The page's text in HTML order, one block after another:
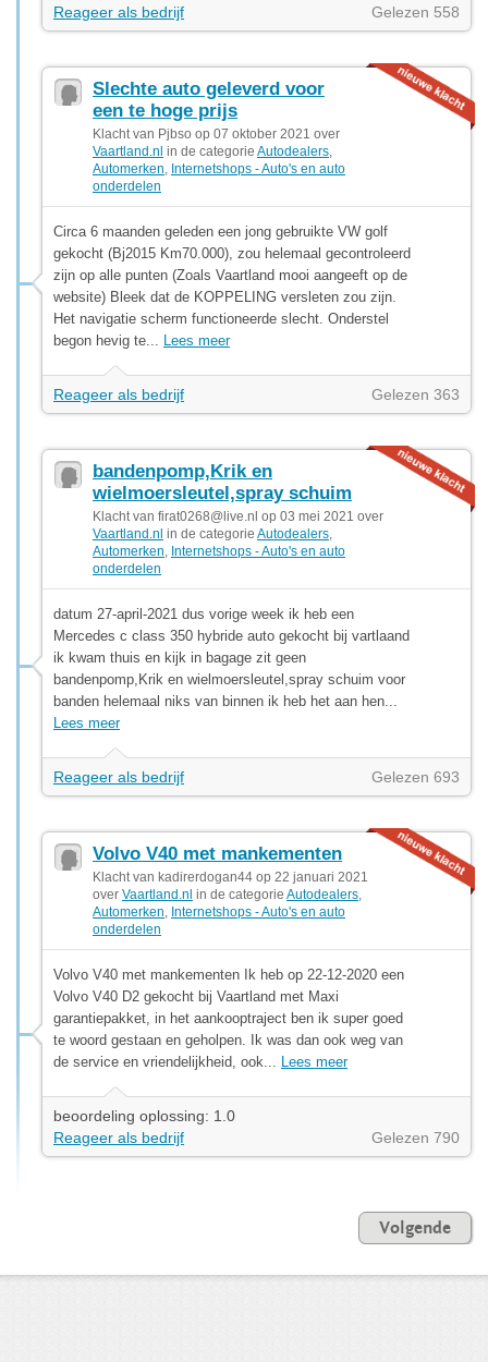
Reageer als bedrijf
Gelezen 558
Slechte auto geleverd voor
een te hoge prijs
Klacht van Pjbso op 07 oktober 2021 over
Vaartland.nl in de categorie Autodealers
Automerken Internetshops - Auto's en auto
onderdelen
Circa 6 maanden geleden een jong gebruikte VW golf
gekocht (Bj2015 Km70.000), zou helemaal gecontroleerd
zijn op alle punten (Zoals Vaartland mooi aangeeft op de
website) Bleek dat de KOPPELING versleten zou zijn.
Het navigatie scherm functioneerde slecht. Onderstel
begon hevig te... Lees meer
Reageer als bedrijf Gelezen 363
bandenpomp,Krik en
wielmoersleutel,spray schuim
Klacht van firat0268@live.nl op 03 mei 2021 over
Vaartland.nl in de categorie Autodealers
Automerken Internetshops - Auto's en auto
onderdelen
datum 27-april-2021 dus vorige week ik heb een
Mercedes c class 350 hybride auto gekocht bij vartlaand
ik kwam thuis en kijk in bagage zit geen
bandenpomp,Krik en wielmoersleutel,spray schuim voor
banden helemaal niks van binnen ik heb het aan hen...
Lees meer
Reageer als bedrijf Gelezen 693
Volvo V40 met mankementen
Klacht van kadirerdogan44 op 22 januari 2021
over Vaartland.nl in de categorie Autodealers
Automerken Internetshops - Auto's en auto
onderdelen
Volvo V40 met mankementen Ik heb op 22-12-2020 een
Volvo V40 D2 gekocht bij Vaartland met Maxi
garantiepakket, in het aankooptraject ben ik super goed
te woord gestaan en geholpen. Ik was dan ook weg van
de service en vriendelijkheid, ook... Lees meer
beoordeling oplossing: 1.0
Reageer als bedrijf
Gelezen 790
Volgende